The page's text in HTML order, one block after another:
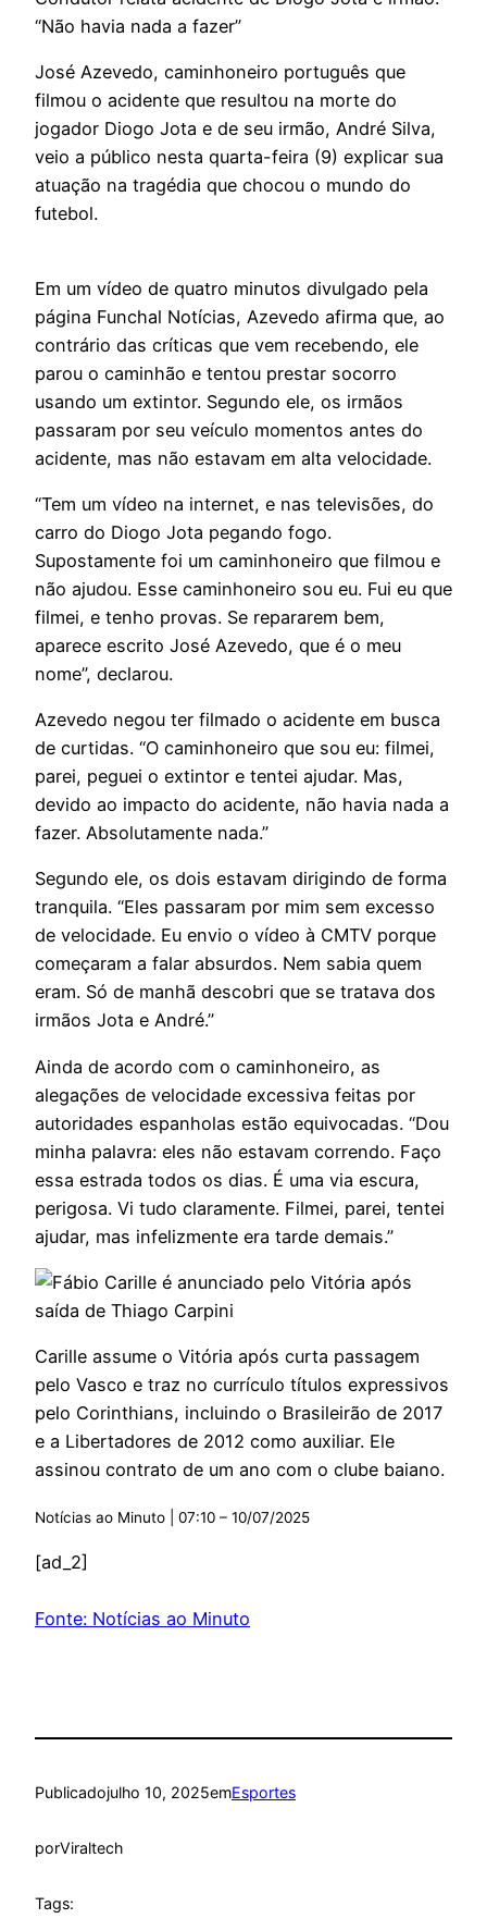
“Não havia nada a fazer”
José Azevedo, caminhoneiro português que
filmou o acidente que resultou na morte do
jogador Diogo Jota e de seu irmão, André Silva,
veio a público nesta quarta-feira (9) explicar sua
atuação na tragédia que chocou o mundo do
futebol.
Em um vídeo de quatro minutos divulgado pela
página Funchal Notícias, Azevedo afirma que, ao
contrário das críticas que vem recebendo, ele
parou o caminhão e tentou prestar socorro
usando um extintor. Segundo ele, os irmãos
passaram por seu veículo momentos antes do
acidente, mas não estavam em alta velocidade.
“Tem um vídeo na internet, e nas televisões, do
carro do Diogo Jota pegando fogo.
Supostamente foi um caminhoneiro que filmou e
não ajudou. Esse caminhoneiro sou eu. Fui eu que
filmei, e tenho provas. Se repararem bem,
aparece escrito José Azevedo, que é o meu
nome”, declarou.
Azevedo negou ter filmado o acidente em busca
de curtidas. “O caminhoneiro que sou eu: filmei,
parei, peguei o extintor e tentei ajudar. Mas,
devido ao impacto do acidente, não havia nada a
fazer. Absolutamente nada.”
Segundo ele, os dois estavam dirigindo de forma
tranquila. “Eles passaram por mim sem excesso
de velocidade. Eu envio o vídeo à CMTV porque
começaram a falar absurdos. Nem sabia quem
eram. Só de manhã descobri que se tratava dos
irmãos Jota e André.”
Ainda de acordo com o caminhoneiro, as
alegações de velocidade excessiva feitas por
autoridades espanholas estão equivocadas. “Dou
minha palavra: eles não estavam correndo. Faço
essa estrada todos os dias. É uma via escura,
perigosa. Vi tudo claramente. Filmei, parei, tentei
ajudar, mas infelizmente era tarde demais.”
Carille assume o Vitória após curta passagem
pelo Vasco e traz no currículo títulos expressivos
pelo Corinthians, incluindo o Brasileirão de 2017
e a Libertadores de 2012 como auxiliar. Ele
assinou contrato de um ano com o clube baiano.
Notícias ao Minuto | 07:10 – 10/07/2025
[ad_2]
Fonte: Notícias ao Minuto
Publicadojulho 10, 2025emEsportes
porViraltech
Tags: